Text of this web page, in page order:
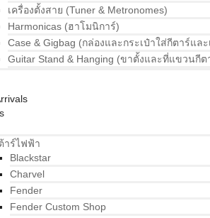
เครื่องตั้งสาย (Tuner & Metronomes)
Harmonicas (ฮาโมนิการ์)
Case & Gigbag (กล่องและกระเป๋าใส่กีตาร์และ
Guitar Stand & Hanging (ขาตั้งและที่แขวนกีต
าร์ไฟฟ้า
Blackstar
Charvel
Fender
Fender Custom Shop